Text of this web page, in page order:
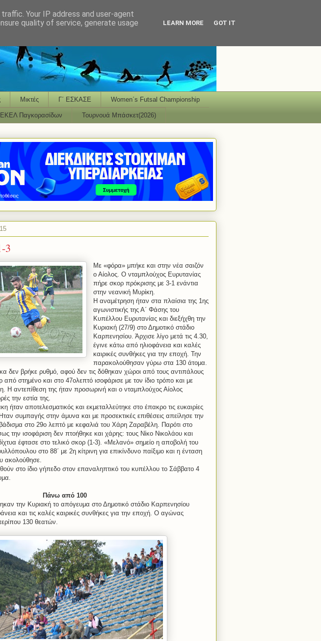
Μικτές Γ΄ ΕΣΚΑΣΕ Women΄s Futsal Championship
Παγκορασίδων Τουρνουά Μπάσκετ(2026)
3
Με «φόρα» μπήκε και στην νέα σαιζόν
ο Αίολος. Ο νταμπλούχος Ευρυτανίας
πήρε σκορ πρόκρισης με 3-1 ενάντια
στην νεανική Μυρίκη.
Η αναμέτρηση ήταν στα πλαίσια της 1ης
αγωνιστικής της Α΄ Φάσης του
Κυπέλλου Ευρυτανίας και διεξήχθη την
Κυριακή (27/9) στο Δημοτικό στάδιο
Καρπενησίου. Άρχισε λίγο μετά τις 4.30,
έγινε κάτω από ηλιοφάνεια και καλές
καιρικές συνθήκες για την εποχή. Την
παρακολούθησαν γύρω στα 130 άτομα.
δεν βρήκε ρυθμό, αφού δεν τις δόθηκαν χώροι από τους αντιπάλους
στημένο και στο 47ολεπτό ισοφάρισε με τον ίδιο τρόπο και με
Η αντεπίθεση της ήταν προσωρινή και ο νταμπλούχος Αίολος
την εστία της.
ήταν αποτελεσματικός και εκμεταλλεύτηκε στο έπακρο τις ευκαιρίες
συμπαγής στην άμυνα και με προσεκτικές επιθέσεις απείλησε την
στο 29ο λεπτό με κεφαλιά του Χάρη Ζαραβέλη. Παρότι στο
την ισοφάριση δεν πτοήθηκε και χάρης: τους Νίκο Νικολάου και
έφτασε στο τελικό σκορ (1-3). «Μελανό» σημείο η αποβολή του
στο 88΄ με 2η κίτρινη για επικίνδυνο παίξιμο και η ένταση
ακολούθησε.
στο ίδιο γήπεδο στον επαναληπτικό του κυπέλλου το Σάββατο 4
Πάνω από 100
την Κυριακή το απόγευμα στο Δημοτικό στάδιο Καρπενησίου
και τις καλές καιρικές συνθήκες για την εποχή. Ο αγώνας
130 θεατών.
Your IP address and user-agent
quality of service, generate usage
LEARN MORE GOT IT